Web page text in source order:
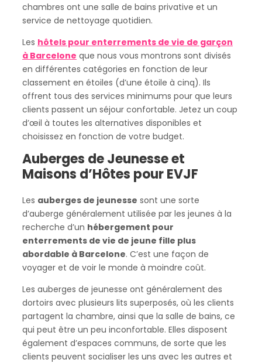
chambres ont une salle de bains privative et un
service de nettoyage quotidien.
Les hôtels pour enterrements de vie de garçon
à Barcelone que nous vous montrons sont divisés
en différentes catégories en fonction de leur
classement en étoiles (d’une étoile à cinq). Ils
offrent tous des services minimums pour que leurs
clients passent un séjour confortable. Jetez un coup
d’œil à toutes les alternatives disponibles et
choisissez en fonction de votre budget.
Auberges de Jeunesse et
Maisons d’Hôtes pour EVJF
Les auberges de jeunesse sont une sorte
d’auberge généralement utilisée par les jeunes à la
recherche d’un hébergement pour
enterrements de vie de jeune fille plus
abordable à Barcelone. C’est une façon de
voyager et de voir le monde à moindre coût.
Les auberges de jeunesse ont généralement des
dortoirs avec plusieurs lits superposés, où les clients
partagent la chambre, ainsi que la salle de bains, ce
qui peut être un peu inconfortable. Elles disposent
également d’espaces communs, de sorte que les
clients peuvent socialiser les uns avec les autres et